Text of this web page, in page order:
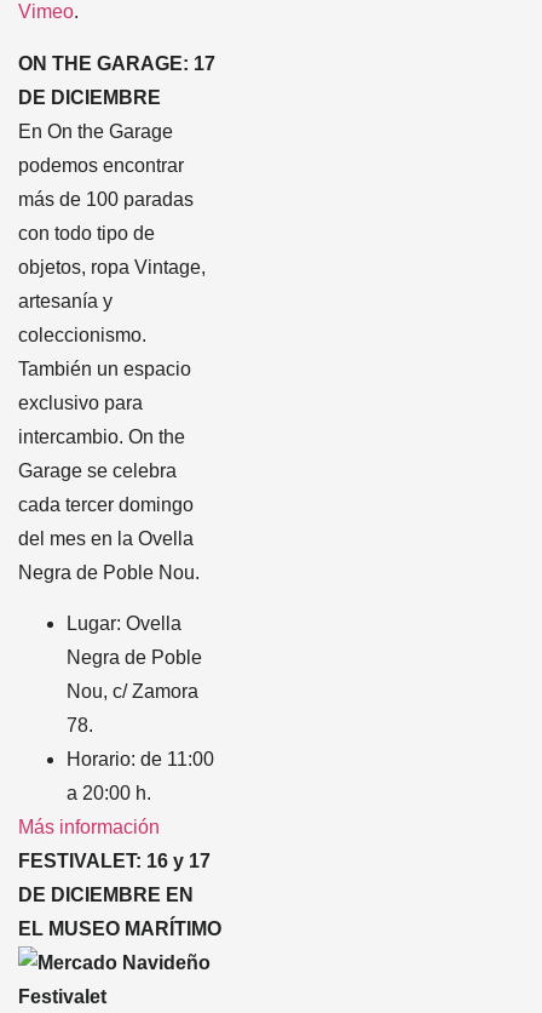
Vimeo.
ON THE GARAGE: 17
DE DICIEMBRE
En On the Garage
podemos encontrar
más de 100 paradas
con todo tipo de
objetos, ropa Vintage,
artesanía y
coleccionismo.
También un espacio
exclusivo para
intercambio. On the
Garage se celebra
cada tercer domingo
del mes en la Ovella
Negra de Poble Nou.
Lugar: Ovella
Negra de Poble
Nou, c/ Zamora
78.
Horario: de 11:00
a 20:00 h.
Más información
FESTIVALET: 16 y 17
DE DICIEMBRE EN
EL MUSEO MARÍTIMO